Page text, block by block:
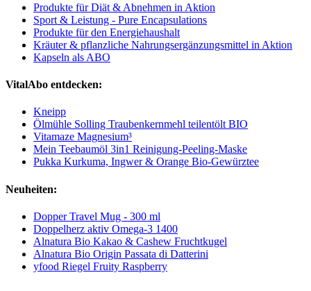
Produkte für Diät & Abnehmen in Aktion
Sport & Leistung - Pure Encapsulations
Produkte für den Energiehaushalt
Kräuter & pflanzliche Nahrungsergänzungsmittel in Aktion
Kapseln als ABO
VitalAbo entdecken:
Kneipp
Ölmühle Solling Traubenkernmehl teilentölt BIO
Vitamaze Magnesium³
Mein Teebaumöl 3in1 Reinigung-Peeling-Maske
Pukka Kurkuma, Ingwer & Orange Bio-Gewürztee
Neuheiten:
Dopper Travel Mug - 300 ml
Doppelherz aktiv Omega-3 1400
Alnatura Bio Kakao & Cashew Fruchtkugel
Alnatura Bio Origin Passata di Datterini
yfood Riegel Fruity Raspberry